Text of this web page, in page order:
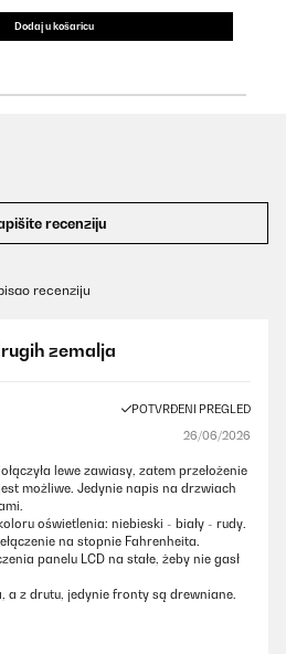
Dodaj u košaricu
recenziju
recenziju
zemalja
POTVRĐENI PREGLED
26/06/2026
lewe zawiasy, zatem przełożenie
możliwe. Jedynie napis na drzwiach
oświetlenia: niebieski - biały - rudy.
na stopnie Fahrenheita.
panelu LCD na stałe, żeby nie gasł
a z drutu, jedynie fronty są drewniane.